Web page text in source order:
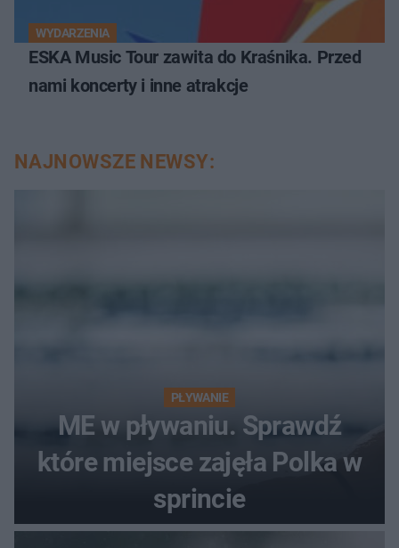
WYDARZENIA
ESKA Music Tour zawita do Kraśnika. Przed
nami koncerty i inne atrakcje
NAJNOWSZE NEWSY:
PŁYWANIE
ME w pływaniu. Sprawdź
które miejsce zajęła Polka w
sprincie